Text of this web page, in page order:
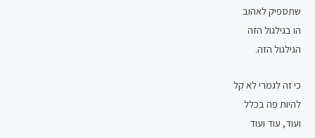
שתספיק לאהוב
הו בגילגול הזה
הגילגול הזה.
כי זה לגמרי לא קל
להיות פה בכלל
ועוד, עוד ועוד